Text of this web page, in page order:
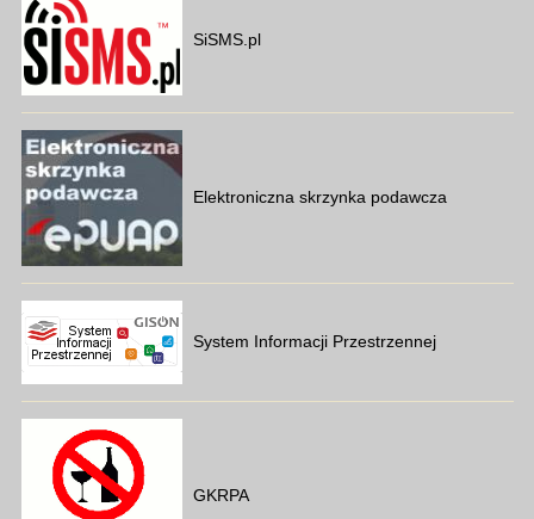
SiSMS.pl
Elektroniczna skrzynka podawcza
System Informacji Przestrzennej
GKRPA